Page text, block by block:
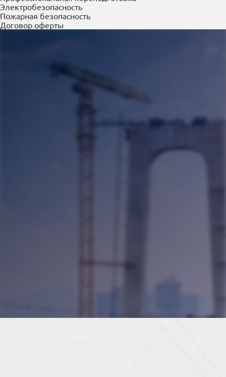
Рабочие удостоверения
Повышение квалификации
Профессиональная переподготовка